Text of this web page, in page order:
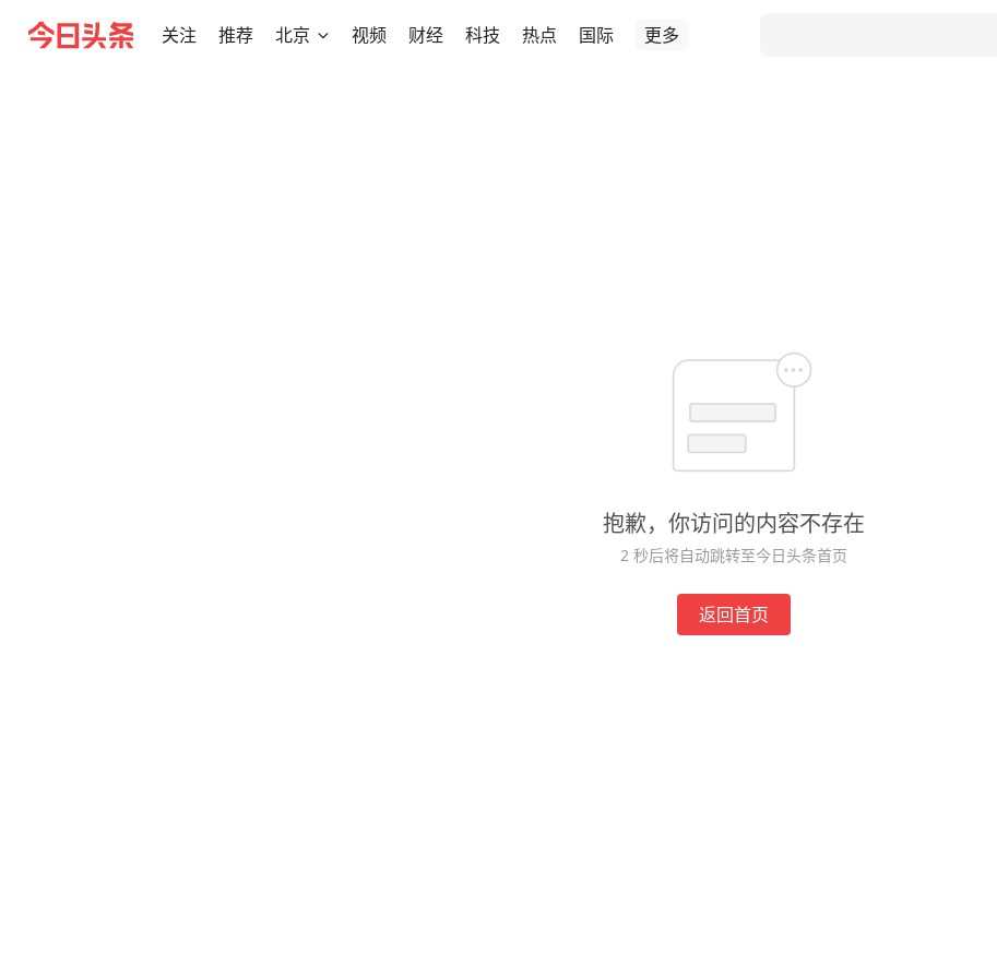
关注 推荐 北京 视频 财经 科技 热点 国际 更多
抱歉，你访问的内容不存在
2 秒后将自动跳转至今日头条首页
返回首页